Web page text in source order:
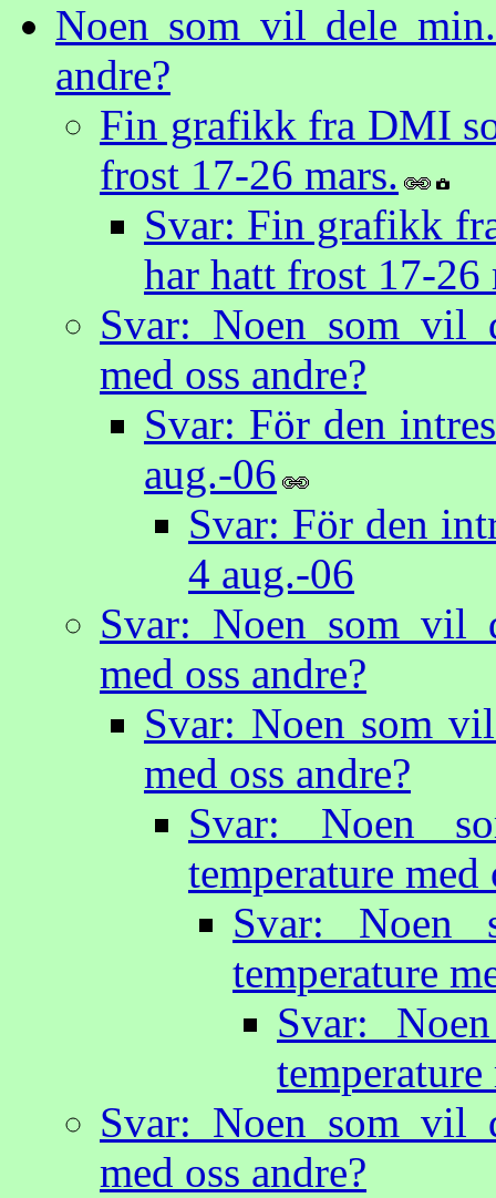
Noen som vil dele
andre?
Fin grafikk fra DMI
frost 17-26 mars.
Svar: Fin grafikk
har hatt frost 17-26
Svar: Noen som vil
med oss andre?
Svar: För den
aug.-06
Svar: För den
4 aug.-06
Svar: Noen som vil
med oss andre?
Svar: Noen som
med oss andre?
Svar: Noen
temperature med
Svar: Noen
temperature
Svar:
temperature
Svar: Noen som vil
med oss andre?